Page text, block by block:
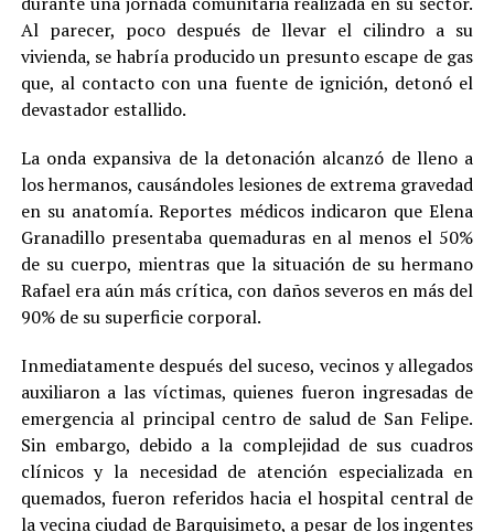
Al parecer, poco después de llevar el cilindro a su
vivienda, se habría producido un presunto escape de gas
que, al contacto con una fuente de ignición, detonó el
devastador estallido.
La onda expansiva de la detonación alcanzó de lleno a
los hermanos, causándoles lesiones de extrema gravedad
en su anatomía. Reportes médicos indicaron que Elena
Granadillo presentaba quemaduras en al menos el 50%
de su cuerpo, mientras que la situación de su hermano
Rafael era aún más crítica, con daños severos en más del
90% de su superficie corporal.
Inmediatamente después del suceso, vecinos y allegados
auxiliaron a las víctimas, quienes fueron ingresadas de
emergencia al principal centro de salud de San Felipe.
Sin embargo, debido a la complejidad de sus cuadros
clínicos y la necesidad de atención especializada en
quemados, fueron referidos hacia el hospital central de
la vecina ciudad de Barquisimeto, a pesar de los ingentes